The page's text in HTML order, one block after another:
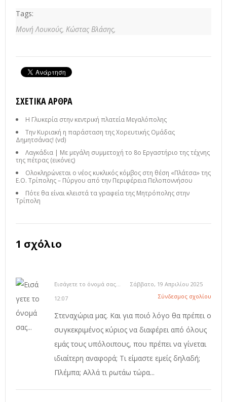
Tags:
Μονή Λουκούς, Κώστας Βλάσης,
ΣΧΕΤΙΚΆ ΆΡΘΡΑ
Η Γλυκερία στην κεντρική πλατεία Μεγαλόπολης
Την Κυριακή η παράσταση της Χορευτικής Ομάδας
Δημητσάνας! (vd)
Λαγκάδια | Με μεγάλη συμμετοχή το 8ο Εργαστήριο της τέχνης
της πέτρας (εικόνες)
Ολοκληρώνεται ο νέος κυκλικός κόμβος στη θέση «Πλάτσα» της
Ε.Ο. Τρίπολης – Πύργου από την Περιφέρεια Πελοποννήσου
Πότε θα είναι κλειστά τα γραφεία της Μητρόπολης στην
Τρίπολη
1 σχόλιο
Εισάγετε το όνομά σας...
Σάββατο, 19 Απριλίου 2025
12:07
Σύνδεσμος σχολίου
Στεναχώρια μας. Και για ποιό λόγο θα πρέπει ο
συγκεκριμένος κύριος να διαφέρει από όλους
εμάς τους υπόλοιπους, που πρέπει να γίνεται
ιδιαίτερη αναφορά; Τι είμαστε εμείς δηλαδή;
Πλέμπα; Αλλά τι ρωτάω τώρα...